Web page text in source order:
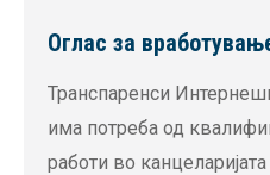
Оглас за
Транспаренси
има потреба од
работи во